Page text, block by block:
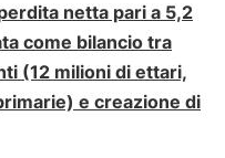
netta pari a 5,2
come bilancio tra
(12 milioni di ettari,
e creazione di